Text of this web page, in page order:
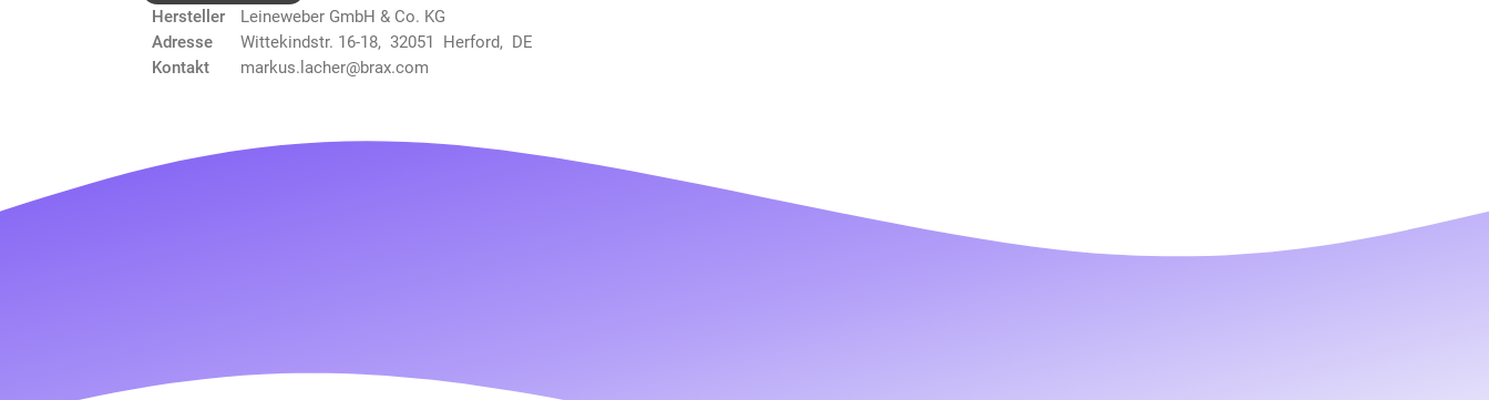
Hersteller
Leineweber GmbH & Co. KG
Adresse
Wittekindstr. 16-18, 32051 Herford, DE
Kontakt
markus.lacher@brax.com